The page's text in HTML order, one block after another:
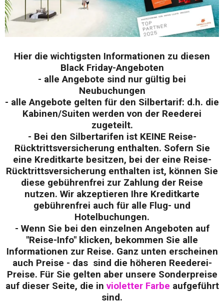
Hier die wichtigsten Informationen zu diesen
Black Friday-Angeboten
- alle Angebote sind nur gültig bei
Neubuchungen
- alle Angebote gelten für den Silbertarif: d.h. die
Kabinen/Suiten werden von der Reederei
zugeteilt.
- Bei den Silbertarifen ist KEINE Reise-
Rücktrittsversicherung enthalten. Sofern Sie
eine Kreditkarte besitzen, bei der eine Reise-
Rücktrittsversicherung enthalten ist, können Sie
diese gebührenfrei zur Zahlung der Reise
nutzen. Wir akzeptieren Ihre Kreditkarte
gebührenfrei auch für alle Flug- und
Hotelbuchungen.
- Wenn Sie bei den einzelnen Angeboten auf
"Reise-Info" klicken, bekommen Sie alle
Informationen zur Reise. Ganz unten erscheinen
auch Preise - das sind die höheren Reederei-
Preise. Für Sie gelten aber unsere Sonderpreise
auf dieser Seite, die in violetter Farbe aufgeführt
sind.